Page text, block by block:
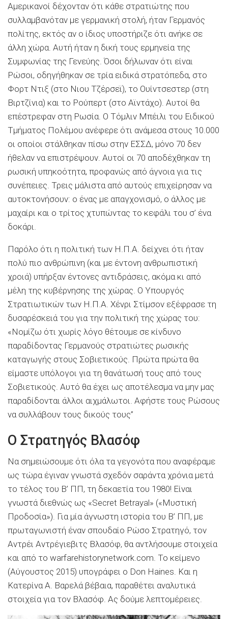
Αμερικανοί δέχονταν ότι κάθε στρατιώτης που
συλλαμβανόταν με γερμανική στολή, ήταν Γερμανός
πολίτης, εκτός αν ο ίδιος υποστήριζε ότι ανήκε σε
άλλη χώρα. Αυτή ήταν η δική τους ερμηνεία της
Συμφωνίας της Γενεύης. Όσοι δήλωναν ότι είναι
Ρώσοι, οδηγήθηκαν σε τρία ειδικά στρατόπεδα, στο
Φορτ Ντιξ (στο Νιου Τζέρσεϊ), το Ουίντσεστερ (στη
Βιρτζίνια) και το Ρούπερτ (στο Αϊντάχο). Αυτοί θα
επέστρεφαν στη Ρωσία. Ο Τόμλιν Μπέιλι του Ειδικού
Τμήματος Πολέμου ανέφερε ότι ανάμεσα στους 10.000
οι οποίοι στάλθηκαν πίσω στην ΕΣΣΔ, μόνο 70 δεν
ήθελαν να επιστρέψουν. Αυτοί οι 70 αποδέχθηκαν τη
ρωσική υπηκοότητα, προφανώς από άγνοια για τις
συνέπειες. Τρεις μάλιστα από αυτούς επιχείρησαν να
αυτοκτονήσουν: ο ένας με απαγχονισμό, ο άλλος με
μαχαίρι και ο τρίτος χτυπώντας το κεφάλι του σ’ ένα
δοκάρι.
Παρόλο ότι η πολιτική των Η.Π.Α. δείχνει ότι ήταν
πολύ πιο ανθρώπινη (και με έντονη ανθρωπιστική
χροιά) υπήρξαν έντονες αντιδράσεις, ακόμα κι από
μέλη της κυβέρνησης της χώρας. Ο Υπουργός
Στρατιωτικών των Η.Π.Α. Χένρι Στίμσον εξέφρασε τη
δυσαρέσκειά του για την πολιτική της χώρας του:
«Νομίζω ότι χωρίς λόγο θέτουμε σε κίνδυνο
παραδίδοντας Γερμανούς στρατιώτες ρωσικής
καταγωγής στους Σοβιετικούς. Πρώτα πρώτα θα
είμαστε υπόλογοι για τη θανάτωσή τους από τους
Σοβιετικούς. Αυτό θα έχει ως αποτέλεσμα να μην μας
παραδίδονται άλλοι αιχμάλωτοι. Αφήστε τους Ρώσους
να συλλάβουν τους δικούς τους”
Ο Στρατηγός Βλασόφ
Να σημειώσουμε ότι όλα τα γεγονότα που αναφέραμε
ως τώρα έγιναν γνωστά σχεδόν σαράντα χρόνια μετά
το τέλος του Β’ ΠΠ, τη δεκαετία του 1980! Είναι
γνωστά διεθνώς ως «Secret Betrayal» («Μυστική
Προδοσία»). Για μία άγνωστη ιστορία του Β’ ΠΠ, με
πρωταγωνιστή έναν σπουδαίο Ρώσο Στρατηγό, τον
Αντρέι Αντρέγιεβιτς Βλασόφ, θα αντλήσουμε στοιχεία
και από το warfarehistorynetwork.com. Το κείμενο
(Αύγουστος 2015) υπογράφει ο Don Haines. Και η
Κατερίνα Α. Βαρελά βέβαια, παραθέτει αναλυτικά
στοιχεία για τον Βλασόφ. Ας δούμε λεπτομέρειες.